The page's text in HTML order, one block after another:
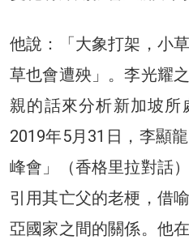
他說：「大象打架，小
草也會遭殃」。李光耀
親的話來分析新加坡所
2019年5月31日，李顯
峰會」（香格里拉對話
引用其亡父的老梗，借
亞國家之間的關係。他